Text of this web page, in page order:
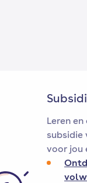
Leren
voor jou